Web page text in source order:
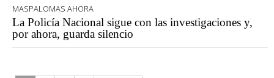
MASPALOMAS AHORA
La Policía Nacional sigue con las investigaciones y,
por ahora, guarda silencio